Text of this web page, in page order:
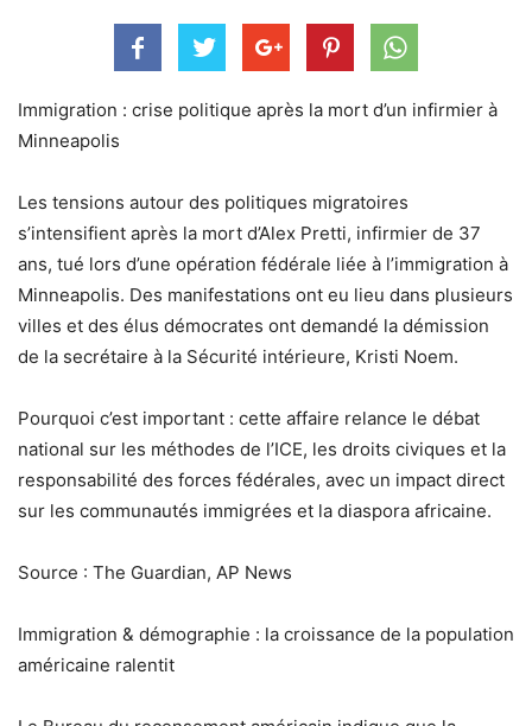
Immigration : crise politique après la mort d’un infirmier à
Minneapolis
Les tensions autour des politiques migratoires
s’intensifient après la mort d’Alex Pretti, infirmier de 37
ans, tué lors d’une opération fédérale liée à l’immigration à
Minneapolis. Des manifestations ont eu lieu dans plusieurs
villes et des élus démocrates ont demandé la démission
de la secrétaire à la Sécurité intérieure, Kristi Noem.
Pourquoi c’est important : cette affaire relance le débat
national sur les méthodes de l’ICE, les droits civiques et la
responsabilité des forces fédérales, avec un impact direct
sur les communautés immigrées et la diaspora africaine.
Source : The Guardian, AP News
Immigration & démographie : la croissance de la population
américaine ralentit